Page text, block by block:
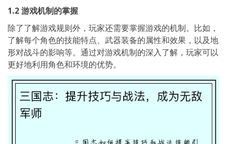
1.2 游戏机制的掌握
除了了解游戏规则外，玩家还需要掌握游戏的机制。比如，
了解每个角色的技能特点、武器装备的属性和效果，以及地
形对战斗的影响等。通过对游戏机制的深入了解，玩家可以
更好地利用角色和环境的优势。